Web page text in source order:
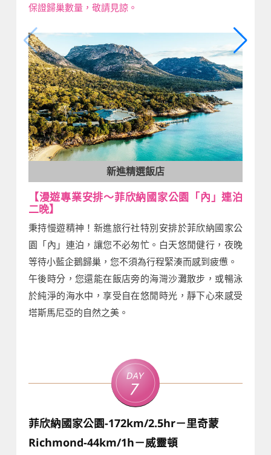
保證歸巢數量，敬請見諒。
新進精選飯店
【漫遊專業安排～菲欣納國家公園「內」連泊
二晚】
秉持慢遊精神！新進旅行社特別安排於菲欣納國家公
園「內」連泊，讓您不必匆忙。白天悠閒健行，夜晚
等待小藍企鵝歸巢，您不須為行程緊湊而感到疲憊。
午後時分，您還能在飯店旁的海灣沙灘散步，或暢泳
於純淨的海水中，享受自在悠閒時光，靜下心來感受
塔斯馬尼亞的自然之美。
Day
7
菲欣納國家公園-172km/2.5hr－里奇蒙
Richmond-44km/1h－威靈頓